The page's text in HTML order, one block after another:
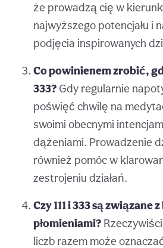
że prowadzą cię w
najwyższego potencjału i
podjęcia inspirowanych
Co powinienem zrobić,
333? Gdy regularnie
poświęć chwilę na
swoimi obecnymi
dążeniami. Prowadzenie
również pomóc w
zestrojeniu działań.
Czy 111 i 333 są związane
płomieniami?
liczb razem może